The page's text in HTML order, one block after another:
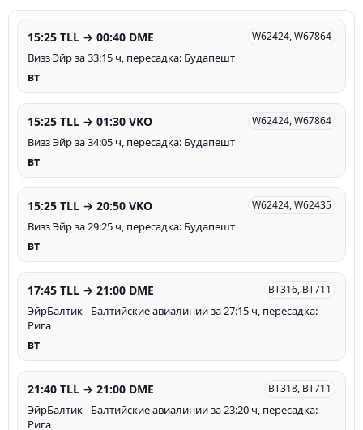
15:25 TLL → 00:40 DME W62424, W67864
Визз Эйр за 33:15 ч, пересадка: Будапешт
вт
15:25 TLL → 01:30 VKO W62424, W67864
Визз Эйр за 34:05 ч, пересадка: Будапешт
вт
15:25 TLL → 20:50 VKO W62424, W62435
Визз Эйр за 29:25 ч, пересадка: Будапешт
вт
17:45 TLL → 21:00 DME BT316, BT711
ЭйрБалтик - Балтийские авиалинии за 27:15 ч, пересадка:
Рига
вт
21:40 TLL → 21:00 DME BT318, BT711
ЭйрБалтик - Балтийские авиалинии за 23:20 ч, пересадка:
Рига